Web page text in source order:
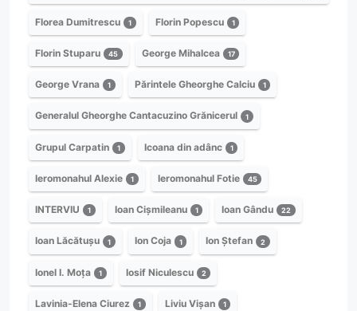
Florea Dumitrescu 1 Florin Popescu 1
Florin Stuparu 45 George Mihalcea 17
George Vrana 1 Părintele Gheorghe Calciu 1
Generalul Gheorghe Cantacuzino Grănicerul 1
Grupul Carpatin 1 Icoana din adânc 1
Ieromonahul Alexie 1 Ieromonahul Fotie 45
INTERVIU 1 Ioan Cișmileanu 1 Ioan Gându 22
Ioan Lăcătușu 1 Ion Coja 1 Ion Ștefan 2
Ionel I. Moța 1 Iosif Niculescu 2
Lavinia-Elena Ciurez 1 Liviu Vișan 1